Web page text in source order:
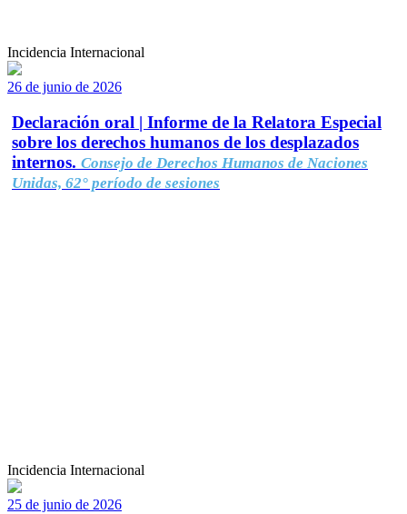
Incidencia Internacional
26 de junio de 2026
Declaración oral | Informe de la Relatora Especial
sobre los derechos humanos de los desplazados
internos. Consejo de Derechos Humanos de Naciones
Unidas, 62° período de sesiones
Incidencia Internacional
25 de junio de 2026